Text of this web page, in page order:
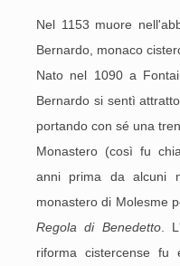
Nel 1153 muore
Bernardo, monaco
Nato nel 1090 a
Bernardo si sentì
portando con sé una
Monastero (così fu
anni prima da alcuni
monastero di Molesme
Regola di Benedetto.
riforma cistercense fu